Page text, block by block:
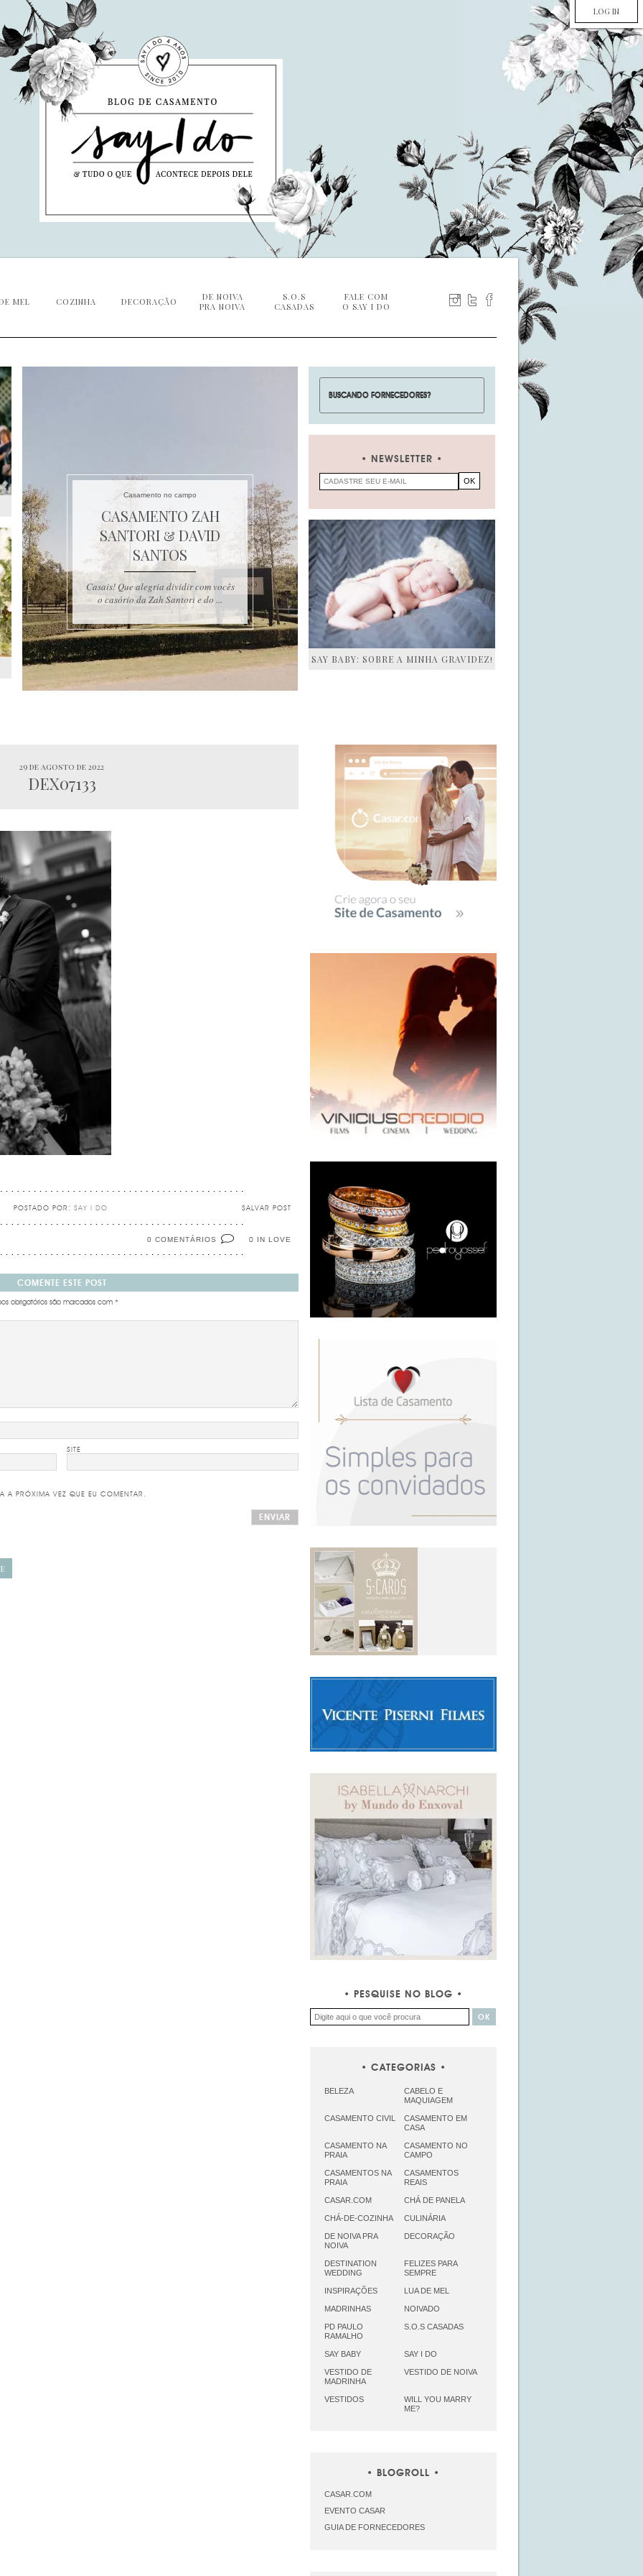
LOG IN
MEL COZINHA DECORAÇÃO
DE NOIVA
PRA NOIVA
S.O.S
CASADAS
FALE COM
O SAY I DO
Casamento no campo
CASAMENTO ZAH
SANTORI & DAVID
SANTOS
Casais! Que alegria dividir com vocês
o casório da Zah Santori e do ...
NEWSLETTER
SAY BABY: SOBRE A MINHA GRAVIDEZ!
29 de agosto de 2022
DEX07133
SALVAR POST
POSTADO POR: SAY I DO
0 IN LOVE
0 COMENTÁRIOS
COMENTE ESTE POST
obrigatórios são marcados com *
SITE
A PRÓXIMA VEZ QUE EU COMENTAR.
SIDEBAR
PESQUISE NO BLOG
CATEGORIAS
BELEZA
CABELO E
MAQUIAGEM
CASAMENTO CIVIL
CASAMENTO EM
CASA
CASAMENTO NA
PRAIA
CASAMENTO NO
CAMPO
CASAMENTOS NA
PRAIA
CASAMENTOS
REAIS
CASAR.COM CHÁ DE PANELA
CHÁ-DE-COZINHA CULINÁRIA
DE NOIVA PRA
NOIVA
DECORAÇÃO
DESTINATION
WEDDING
FELIZES PARA
SEMPRE
INSPIRAÇÕES LUA DE MEL
MADRINHAS NOIVADO
PD PAULO
RAMALHO
S.O.S CASADAS
SAY BABY SAY I DO
VESTIDO DE
MADRINHA
VESTIDO DE NOIVA
VESTIDOS
WILL YOU MARRY
ME?
BLOGROLL
CASAR.COM
EVENTO CASAR
GUIA DE FORNECEDORES